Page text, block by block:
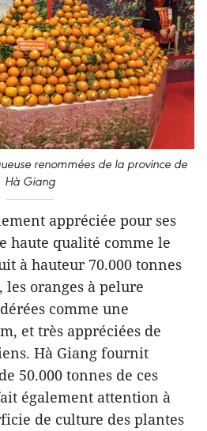
renommées de la province de
Hà Giang
appréciée pour ses
haute qualité comme le
à hauteur 70.000 tonnes
les oranges à pelure
comme une
et très appréciées de
Hà Giang fournit
50.000 tonnes de ces
également attention à
de culture des plantes